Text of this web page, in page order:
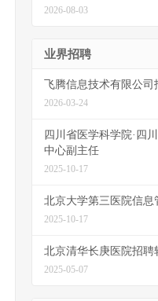
2026-08-03
业界招聘
飞腾信息技术有限公
2026-03-24
四川省医学科学院·四
中心副主任
2025-10-17
北京大学第三医院信
2025-10-17
北京清华长庚医院招
2025-05-07